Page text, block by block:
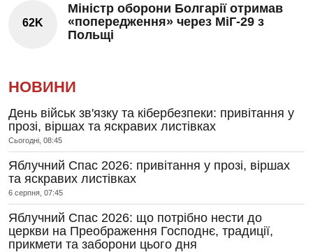
62K
Міністр оборони Болгарії отримав
«попередження» через МіГ-29 з
Польщі
НОВИНИ
День військ зв'язку та кібербезпеки: привітання у
прозі, віршах та яскравих листівках
Сьогодні, 08:45
Яблучний Спас 2026: привітання у прозі, віршах
та яскравих листівках
6 серпня, 07:45
Яблучний Спас 2026: що потрібно нести до
церкви на Преображення Господнє, традиції,
прикмети та заборони цього дня